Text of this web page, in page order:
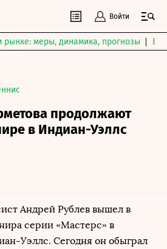
Войти
рынке: меры, динамика, прогнозы
продолжают
в Индиан-Уэллс
Андрей Рублев вышел в
серии «Мастерс» в
Уэллс. Сегодня он обыграл